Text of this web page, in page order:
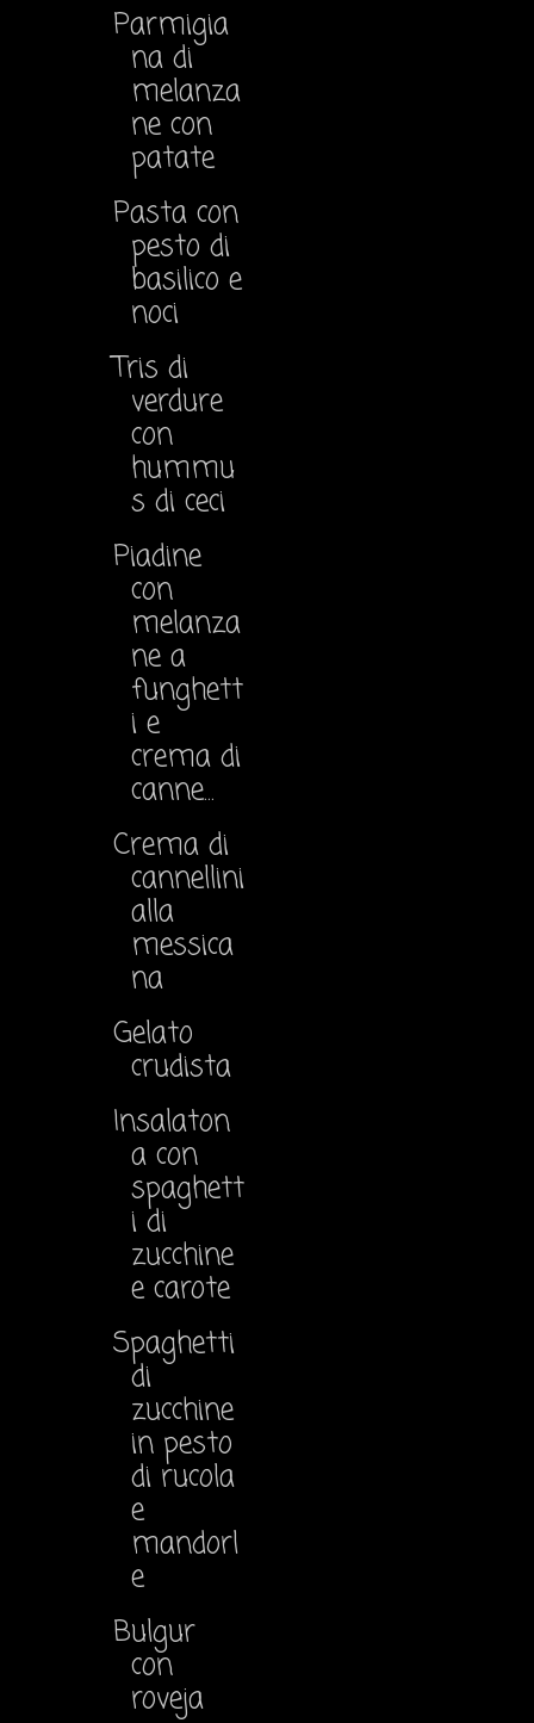
Parmigia
na di
melanza
ne con
patate
Pasta con
pesto di
basilico e
noci
Tris di
verdure
con
hummu
s di ceci
Piadine
con
melanza
ne a
funghett
i e
crema di
canne...
Crema di
cannellini
alla
messica
na
Gelato
crudista
Insalaton
a con
spaghett
i di
zucchine
e carote
Spaghetti
di
zucchine
in pesto
di rucola
e
mandorl
e
Bulgur
con
roveja